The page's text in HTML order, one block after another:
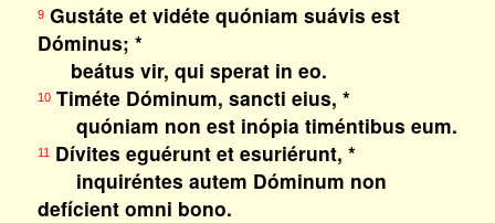
9Gustáte et vidéte quóniam suávis est
Dóminus; *
beátus vir, qui sperat in eo.
10Timéte Dóminum, sancti eius, *
quóniam non est inópia timéntibus eum.
11Dívites eguérunt et esuriérunt, *
inquiréntes autem Dóminum non
defícient omni bono.